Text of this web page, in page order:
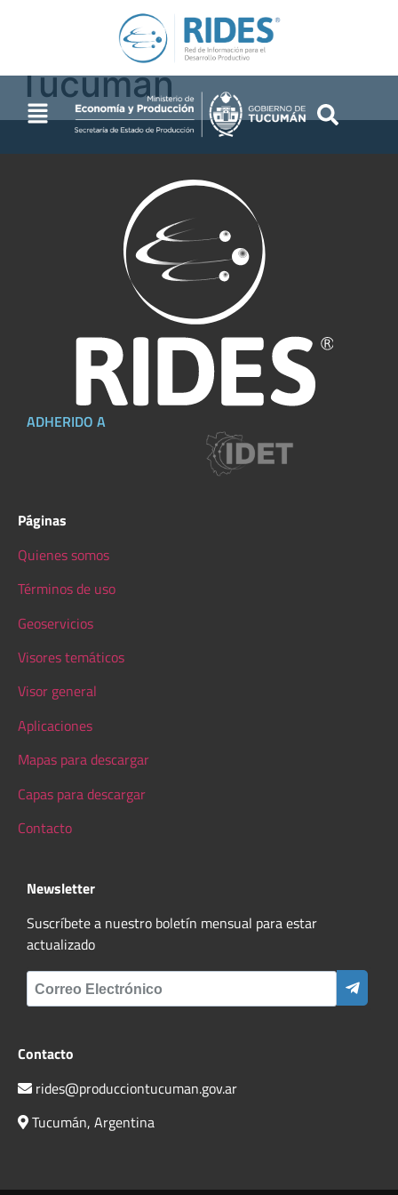
Famaillá-Prov. de
Tucumán
ADHERIDO A
Páginas
Quienes somos
Términos de uso
Geoservicios
Visores temáticos
Visor general
Aplicaciones
Mapas para descargar
Capas para descargar
Contacto
Newsletter
Suscríbete a nuestro boletín mensual para estar
actualizado
Contacto
rides@producciontucuman.gov.ar
Tucumán, Argentina